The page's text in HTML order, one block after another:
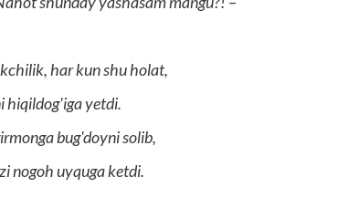
har kun shu holat,
hiqildog'iga yetdi.
bug'doyni solib,
nogoh uyquga ketdi.